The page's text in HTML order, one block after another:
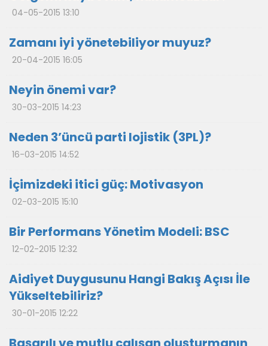
04-05-2015 13:10
Zamanı iyi yönetebiliyor muyuz?
20-04-2015 16:05
Neyin önemi var?
30-03-2015 14:23
Neden 3’üncü parti lojistik (3PL)?
16-03-2015 14:52
İçimizdeki itici güç: Motivasyon
02-03-2015 15:10
Bir Performans Yönetim Modeli: BSC
12-02-2015 12:32
Aidiyet Duygusunu Hangi Bakış Açısı İle
Yükseltebiliriz?
30-01-2015 12:22